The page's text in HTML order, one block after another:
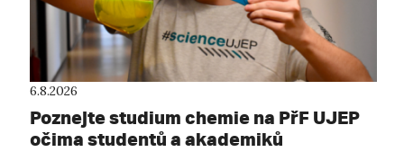
6.8.2026
Poznejte studium chemie na PřF UJEP
očima studentů a akademiků